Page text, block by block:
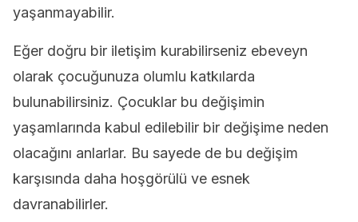
yaşanmayabilir.
Eğer doğru bir iletişim kurabilirseniz ebeveyn
olarak çocuğunuza olumlu katkılarda
bulunabilirsiniz. Çocuklar bu değişimin
yaşamlarında kabul edilebilir bir değişime neden
olacağını anlarlar. Bu sayede de bu değişim
karşısında daha hoşgörülü ve esnek
davranabilirler.